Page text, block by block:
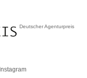
Deutscher Agenturpreis
Instagram